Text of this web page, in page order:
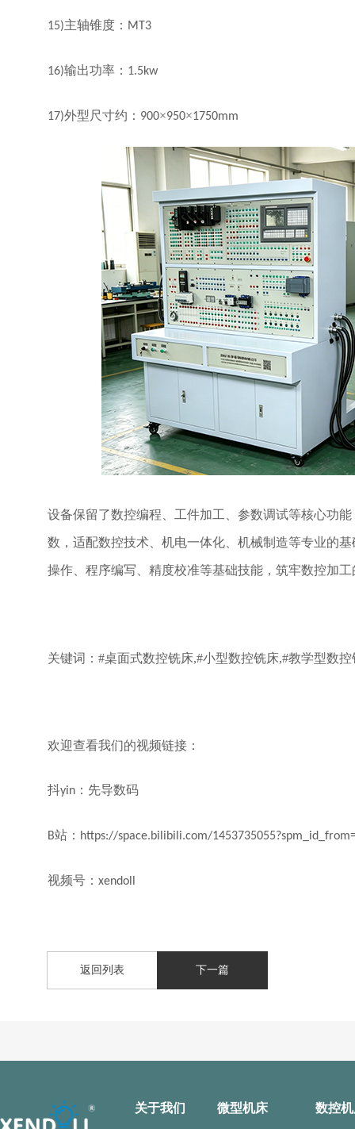
15)主轴锥度： MT3
16)输出功率： 1.5kw
17)外型尺寸约： 900×950×1750mm
设备保留了数控编程、工件加工、参数调试等核心功
数，适配数控技术、机电一体化、机械制造等专业的
操作、程序编写、精度校准等基础技能，筑牢数控加
关键词： #桌面式数控铣床,#小型数控铣床,#教学型数
欢迎查看我们的视频链接：
抖yin ：先导数码
B站： https://space.bilibili.com/
视频号： xendoll
返回列表 下一篇
关于我们 微型机床 数控